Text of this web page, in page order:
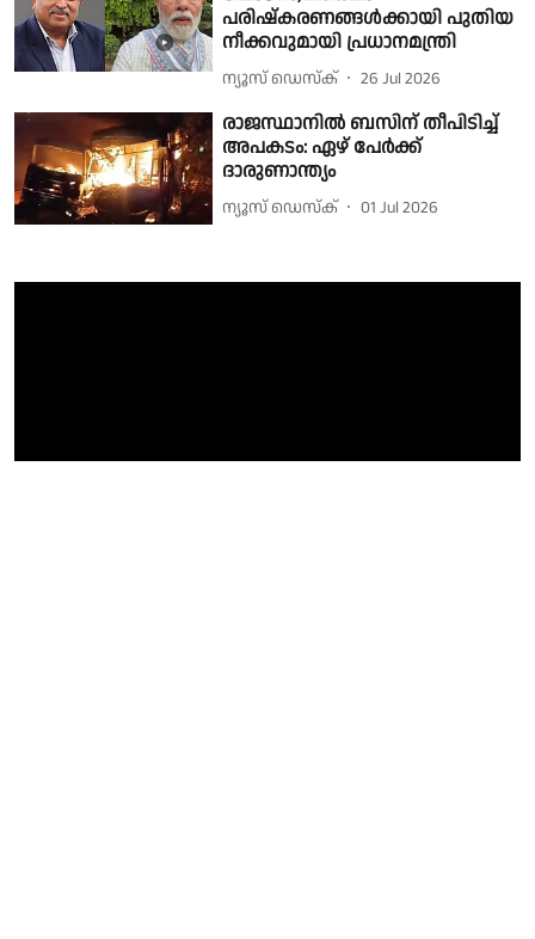
പരിഷ്കരണങ്ങൾക്കായി പുതിയ
നീക്കവുമായി പ്രധാനമന്ത്രി
ന്യൂസ് ഡെസ്ക് 26 Jul 2026
രാജസ്ഥാനിൽ ബസിന് തീപിടിച്ച്
അപകടം: ഏഴ് പേർക്ക്
ദാരുണാന്ത്യം
ന്യൂസ് ഡെസ്ക് 01 Jul 2026